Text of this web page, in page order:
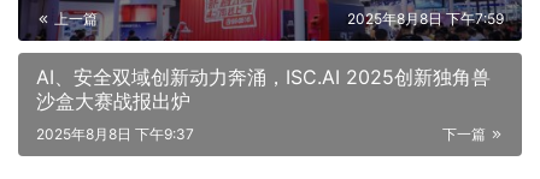
上一篇 2025年8月8日 下午7:59
AI、安全双域创新动力奔涌，ISC.AI 2025创新独角兽
沙盒大赛战报出炉
下一篇
2025年8月8日 下午9:37